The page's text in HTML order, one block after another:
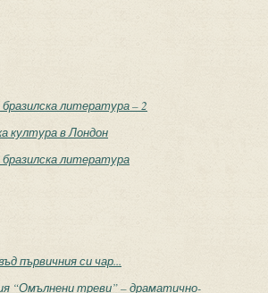
литература – 2
култура в Лондон
литература
първичния си чар...
“Омълнени треви” – драматично-